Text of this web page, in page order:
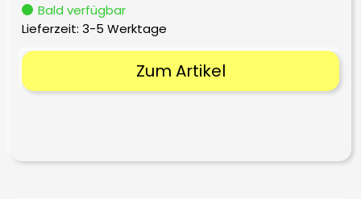
war:
998,00 €
ist:
798,00 €.
Bald verfügbar
Lieferzeit: 3-5 Werktage
Zum Artikel